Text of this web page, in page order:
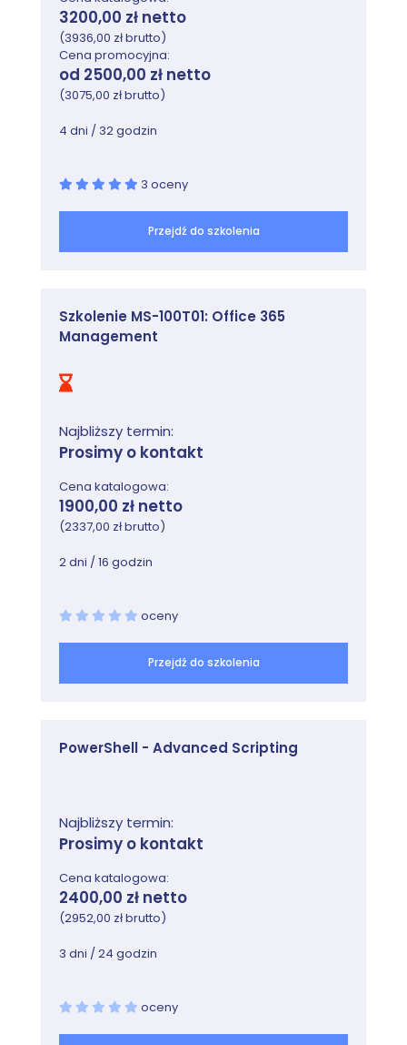
Lab : Microsoft 365 Tenant and Service
Management
Exercise 1: Set up a Microsoft 365 trial
tenant
Exercise 2: Managing Microsoft 365 users,
groups, and administration
Exercise 4: Monitor and troubleshoot
Microsoft 365
3200,00 zł netto
(3936,00 zł brutto)
Cena promocyjna:
od 2500,00 zł netto
(3075,00 zł brutto)
4 dni / 32 godzin
3 oceny
Przejdź do szkolenia
Szkolenie MS-100T01: Office 365
Management
Najbliższy termin:
Prosimy o kontakt
Cena katalogowa:
1900,00 zł netto
(2337,00 zł brutto)
2 dni / 16 godzin
oceny
Przejdź do szkolenia
PowerShell - Advanced Scripting
Najbliższy termin:
Prosimy o kontakt
Cena katalogowa:
2400,00 zł netto
(2952,00 zł brutto)
3 dni / 24 godzin
oceny